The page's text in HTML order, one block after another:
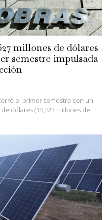
millones de dólares
semestre impulsada
el primer semestre con un
dólares (14,423 millones de